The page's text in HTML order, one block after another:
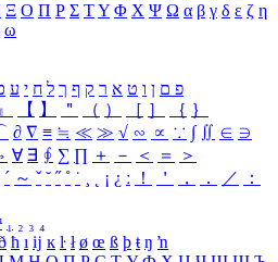
Ξ Ο Π Ρ Σ ΤΥ Φ Χ Ψ Ω α β γ δ ε ζ η
ω
פ ם ן ו ט א ר ק ף ך ל ח י ע
【 】 ＂ （ ） ［ ］ ｛ ｝
∂ ∇ ≡ ≒ ≪ ≫ √ ∽ ∝ ∵ ∫ ∬ ∈ ∋
∀ ∃ ∮ ∑ ∏ ＋ － ＜ ＝
＞
´ ～ ˇ ˘ ˝ ˚ ˙ ¸ ¡ ¿ ː ！ ＇ ， ． ／
：
₁ ₂ ₃ ₄
ħ ı ĳ ĸ ŀ ł ø œ ß þ ŧ ŋ ŉ